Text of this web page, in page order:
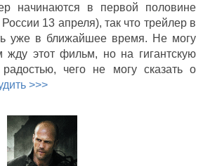
начинаются в первой половине
13 апреля), так что трейлер в
уже в ближайшее время. Не могу
жду этот фильм, но на гигантскую
чего не могу сказать о
>>>